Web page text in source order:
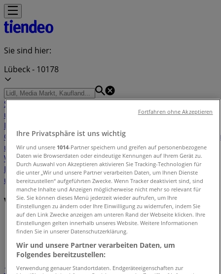
Sie sind hier:
Lübeck - 10178
SchnäppchenSupermärkteMöbelhäuserKleidung, Schuhe
und Accessoires
Drogerien und
Parfümerie
GartencenterBiomärkteDiscounter
und BabyAuto, Motorrad und
WerkstattKaufhäuserReisen und FreizeitOptiker und
HörzentrenRestaurantsBücher und SchreibwarenBanken
und Versicherungen
Verzeichnis der Angebote in Lübeck
Tiendeo in Lübeck»
Verzeichnis der Angebote
1
Ihre Privatsphäre ist uns wichtig
Wir und unsere 1014-Partner speichern und greifen auf personenbezogene
Daten wie Browserdaten oder eindeutige Kennungen auf Ihrem Gerät zu.
Durch Auswahl von Akzeptieren aktivieren Sie Tracking-Technologien für
die unter „Wir und unsere Partner verarbeiten Daten, um Ihnen Dienste
bereitzustellen“ aufgeführten Zwecke. Wenn Tracker deaktiviert sind, sind
manche Inhalte und Anzeigen möglicherweise nicht mehr so relevant für
Sie. Sie können dieses Menü jederzeit wieder aufrufen, um Ihre
Einstellungen zu ändern oder Ihre Einwilligung zu widerrufen, indem Sie
auf den Link Zwecke anzeigen am unteren Rand der Webseite klicken. Ihre
Einstellungen gelten innerhalb unseres Website. Weitere Informationen
finden Sie in unserer Datenschutzerklärung.
Wir und unsere Partner verarbeiten Daten, um
Folgendes bereitzustellen:
Verwendung genauer Standortdaten. Endgeräteeigenschaften zur
Fortfahren ohne Akzeptieren